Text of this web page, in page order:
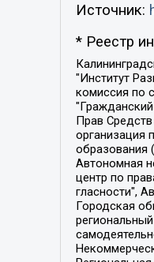
Источник:
* Реестр
Калининградская региональная общественная организация "Экозащита!-Женсовет", Фонд содействия защите прав и свобод граждан "Общественный вердикт", Фонд "Институт Развития Свободы Информации", Частное учреждение "Информационное агентство МЕМО. РУ", Региональная общественная организация "Общественная комиссия по сохранению наследия академика Сахарова", Фонд поддержки свободы прессы, Санкт-Петербургская общественная правозащитная организация "Гражданский контроль", Межрегиональная общественная организация "Информационно-просветительский центр "Мемориал", Региональный Фонд "Центр Защиты Прав Средств Массовой Информации", с 05.12.2023 Фонд "Центр Защиты Прав Средств массовой информации", Региональная общественная благотворительная организация помощи беженцам и мигрантам "Гражданское